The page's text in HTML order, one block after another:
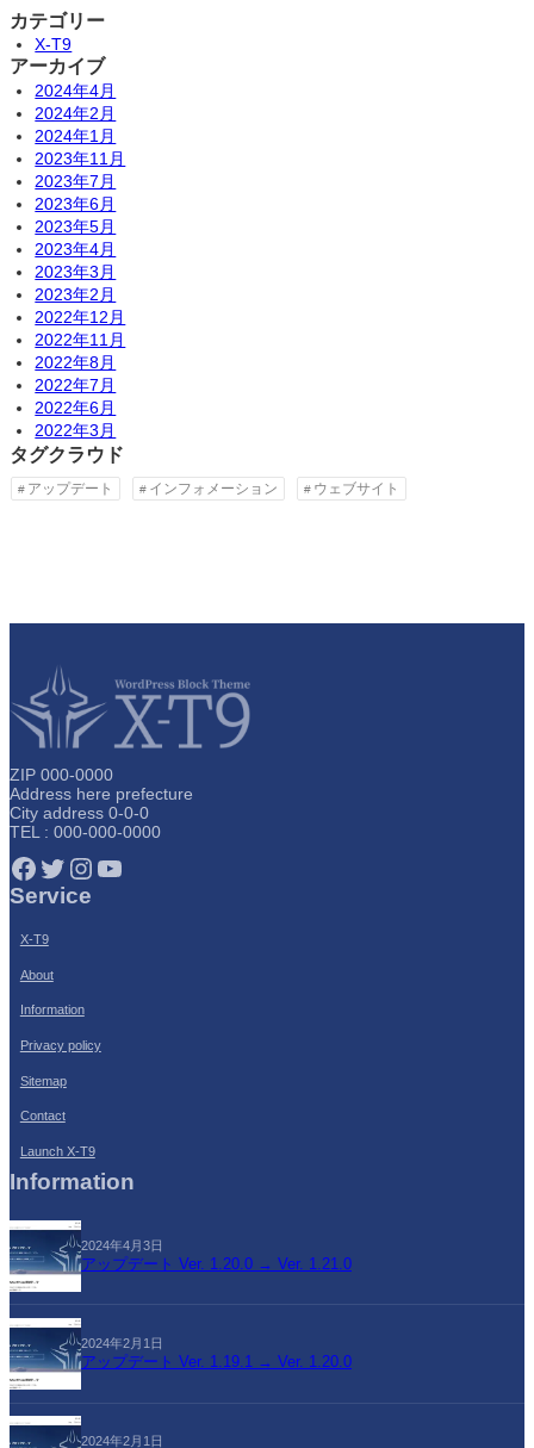
カテゴリー
X-T9
アーカイブ
2024年4月
2024年2月
2024年1月
2023年11月
2023年7月
2023年6月
2023年5月
2023年4月
2023年3月
2023年2月
2022年12月
2022年11月
2022年8月
2022年7月
2022年6月
2022年3月
タグクラウド
アップデート インフォメーション ウェブサイト
ZIP 000-0000
Address here prefecture
City address 0-0-0
TEL : 000-000-0000
Facebook Twitter Instagram YouTube
Service
X-T9
About
Information
Privacy policy
Sitemap
Contact
Launch X-T9
Information
2024年4月3日
アップデート Ver. 1.20.0 → Ver. 1.21.0
2024年2月1日
アップデート Ver. 1.19.1 → Ver. 1.20.0
2024年2月1日